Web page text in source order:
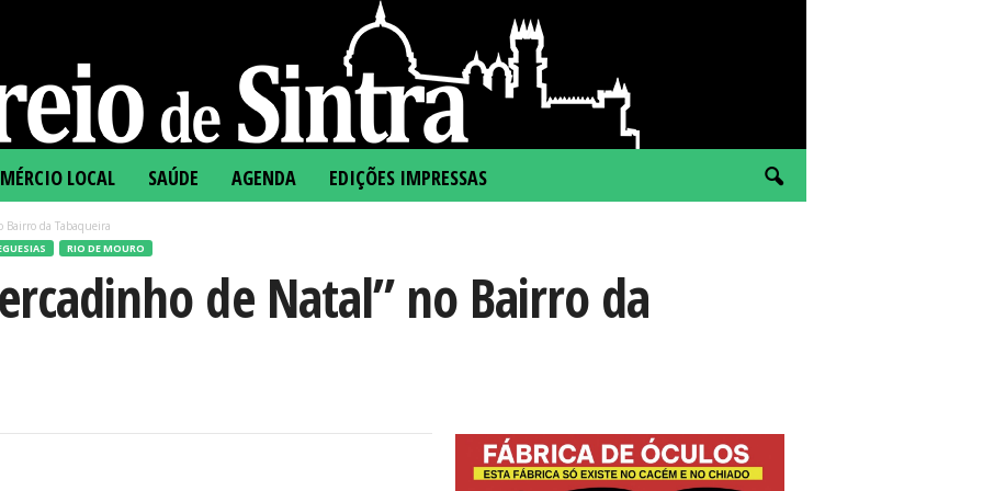
LOCAL SAÚDE AGENDA EDIÇÕES IMPRESSAS
Bairro da Tabaqueira
RIO DE MOURO
de Natal” no Bairro da